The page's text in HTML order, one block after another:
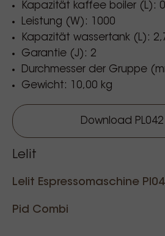
Gerätekörper aus Edelstahl
Tankwasserstand von der
Vorderseite des Tanks
3-Wege-Magnetventil zum
Kaffeepulvers
Eingebauter Schleifer mit Ø
Graten und mikrometrischer
Schleifeinstellung mit einem
38mm.
Eingebauter Manipulator
Kaffee/Wasser/
Kapazität kaffee boiler (L):
Leistung (W): 1000
Kapazität wassertank (L):
Garantie (J): 2
Durchmesser der Gruppe
Gewicht: 10,00 kg
Download PL042
Lelit
Lelit Espressomaschine
Pid Combi